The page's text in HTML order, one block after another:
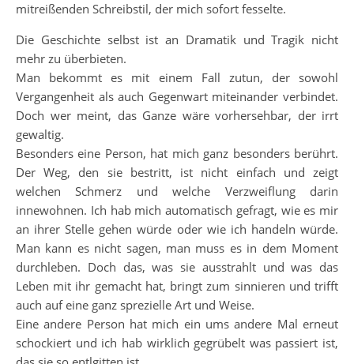
mitreißenden Schreibstil, der mich sofort fesselte.
Die Geschichte selbst ist an Dramatik und Tragik nicht
mehr zu überbieten.
Man bekommt es mit einem Fall zutun, der sowohl
Vergangenheit als auch Gegenwart miteinander verbindet.
Doch wer meint, das Ganze wäre vorhersehbar, der irrt
gewaltig.
Besonders eine Person, hat mich ganz besonders berührt.
Der Weg, den sie bestritt, ist nicht einfach und zeigt
welchen Schmerz und welche Verzweiflung darin
innewohnen. Ich hab mich automatisch gefragt, wie es mir
an ihrer Stelle gehen würde oder wie ich handeln würde.
Man kann es nicht sagen, man muss es in dem Moment
durchleben. Doch das, was sie ausstrahlt und was das
Leben mit ihr gemacht hat, bringt zum sinnieren und trifft
auch auf eine ganz sprezielle Art und Weise.
Eine andere Person hat mich ein ums andere Mal erneut
schockiert und ich hab wirklich gegrübelt was passiert ist,